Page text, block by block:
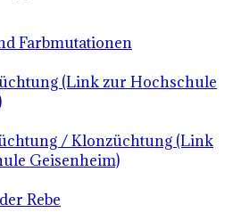
Farbmutationen
(Link zur Hochschule
/ Klonzüchtung (Link
Geisenheim)
Rebe